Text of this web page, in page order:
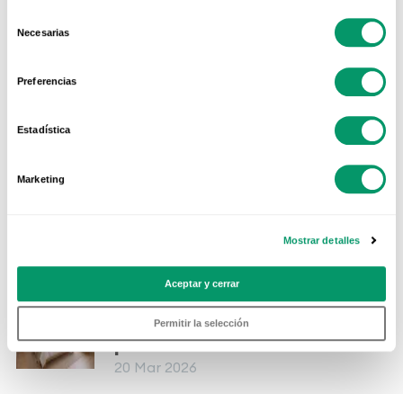
de
Necesarias
Preferencias
Estadística
Marketing
Mostrar detalles
Aceptar y cerrar
Permitir la selección
Kommerling.es
HABITAÇAO SAUDÁVEL
Como escolher a janela
ideal e outros conselhos
para dormir melhor
20 Mar 2026